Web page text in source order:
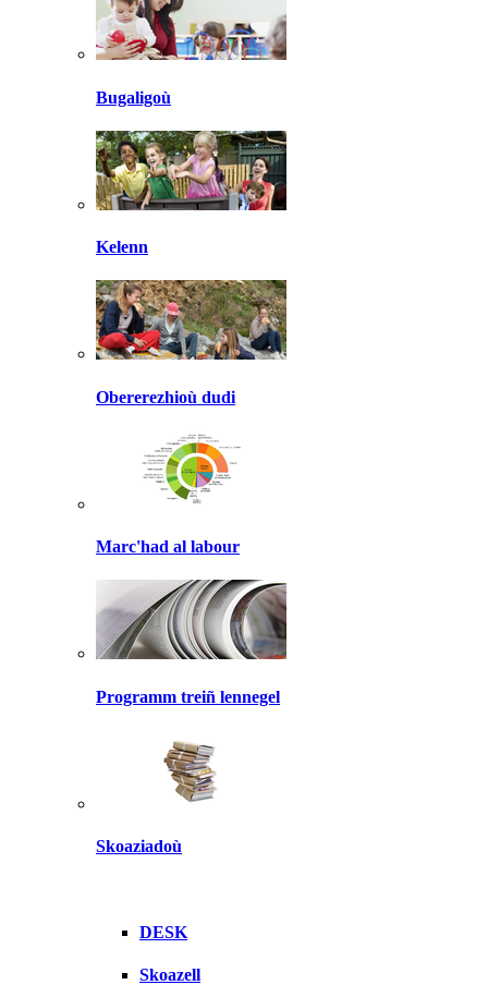
Bugaligoù
Kelenn
Obererezhioù dudi
Marc'had al labour
Programm treiñ lennegel
Skoaziadoù
DESK
Skoazell